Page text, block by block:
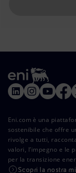
Eni.com è una
sostenibile che offre
rivolge a tutti,
valori, l’impegno e le
per la transizione
Scopri la nostra